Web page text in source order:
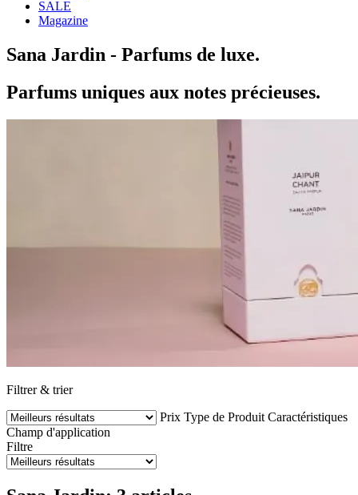
SALE
Magazine
Sana Jardin - Parfums de luxe.
Parfums uniques aux notes précieuses.
Filtrer & trier
Prix Type de Produit Caractéristiques
Champ d'application
Filtre